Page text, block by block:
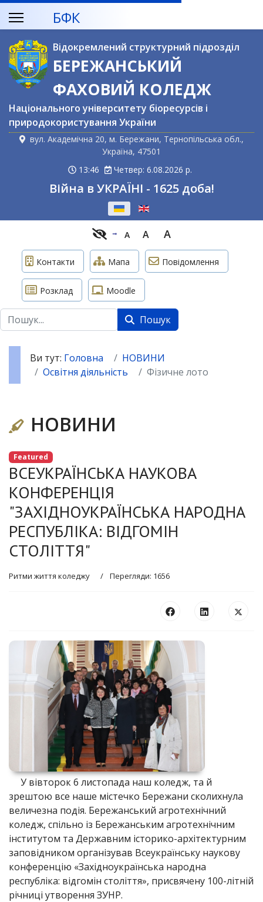
БФК
Відокремлений структурний підрозділ
БЕРЕЖАНСЬКИЙ
ФАХОВИЙ КОЛЕДЖ
Національного університету біоресурсів і
природокористування України
вул. Академічна 20, м. Бережани, Тернопільська обл.,
Україна, 47501
13:46
Четвер: 6.08.2026 р.
Війна в УКРАЇНІ - 1625 доба!
A A A
Контакти Мапа Повідомлення
Розклад Moodle
Пошук Пошук
Ви тут: Головна
НОВИНИ
Освітня діяльність
Фізичне лото
НОВИНИ
Featured
ВСЕУКРАЇНСЬКА НАУКОВА
КОНФЕРЕНЦІЯ
"ЗАХІДНОУКРАЇНСЬКА НАРОДНА
РЕСПУБЛІКА: ВІДГОМІН
СТОЛІТТЯ"
Ритми життя коледжу Перегляди: 1656
У вівторок 6 листопада наш коледж, та й
зрештою все наше містечко Бережани сколихнула
величезна подія. Бережанський агротехнічний
коледж, спільно із Бережанським агротехнічним
інститутом та Державним історико-архітектурним
заповідником організував Всеукраїнську наукову
конференцію «Західноукраїнська народна
республіка: відгомін століття», присвячену 100-літній
річниці утворення ЗУНР.